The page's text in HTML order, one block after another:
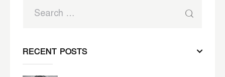
RECENT POSTS